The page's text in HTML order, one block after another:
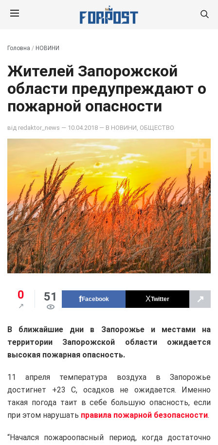
Головна / НОВИНИ
Жителей Запорожской
области предупреждают о
пожарной опасности
від redaktor_news — 10.04.2018 — В НОВИНИ ОБЩЕСТВО
0 51 Facebook Twitter ↗
В ближайшие дни в Запорожье и местами на
территории Запорожской области ожидается
высокая пожарная опасность.
11 апреля температура воздуха в Запорожье
достигнет +23 С, осадков не ожидается. Именно
такая погода таит в себе большую опасность, если
при этом нарушать правила пожарной безопасности.
“Начался пожароопасный период, когда достаточно